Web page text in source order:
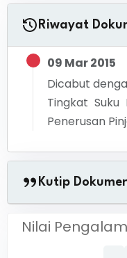
Riwayat
09 Mar 2015
Dicabut
Tingkat Suku
Penerusan
Kutip
Nilai